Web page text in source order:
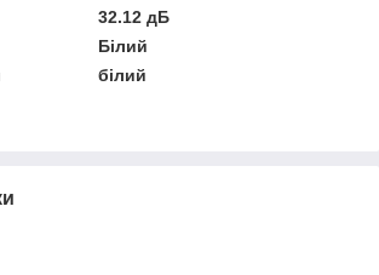
32.12 дБ
Білий
білий